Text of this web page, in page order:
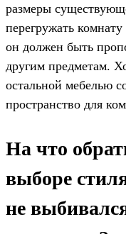
размеры
перегружать
он должен быть
другим предметам.
остальной мебелью
пространство для
На что
выборе
не